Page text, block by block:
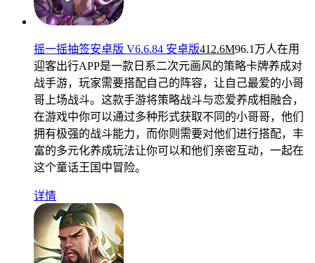
摇一摇抽签安卓版 V6.6.84 安卓版412.6M96.1万人在用
迎客出行APP是一款日系二次元画风的策略卡牌养成对
战手游，玩家需要搭配自己的阵容，让自己最爱的小哥
哥上场战斗。这款手游将策略战斗与恋爱养成相融合，
在游戏中你可以通过多种形式获取不同的小哥哥，他们
拥有极强的战斗能力，而你则需要对他们进行搭配，丰
富的多元化养成玩法让你可以和他们亲密互动，一起在
这个童话王国中冒险。
详情